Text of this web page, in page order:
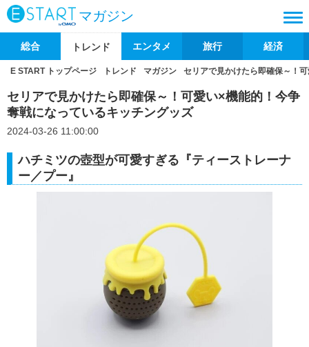
マガジン
総合 トレンド エンタメ 旅行 経済
E START トップページ トレンド マガジン セリアで見かけたら即確保～！
セリアで見かけたら即確保～！可愛い×機能的！今争
奪戦になっているキッチングッズ
2024-03-26 11:00:00
ハチミツの壺型が可愛すぎる『ティーストレーナ
ー／プー』